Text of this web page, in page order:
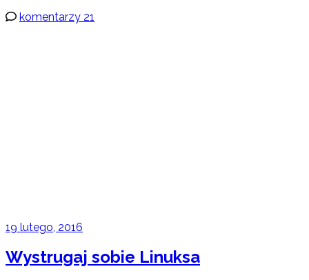
komentarzy 21
19 lutego, 2016
Wystrugaj sobie Linuksa